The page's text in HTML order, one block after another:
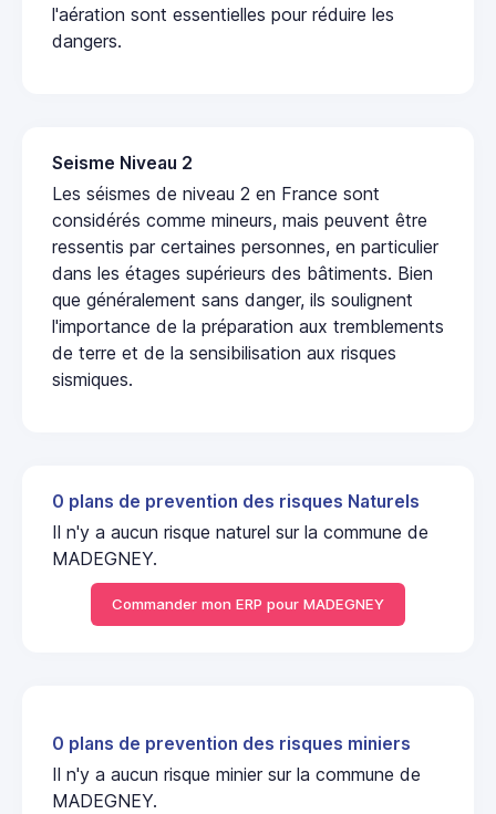
l'aération sont essentielles pour réduire les
dangers.
Seisme Niveau 2
Les séismes de niveau 2 en France sont
considérés comme mineurs, mais peuvent être
ressentis par certaines personnes, en particulier
dans les étages supérieurs des bâtiments. Bien
que généralement sans danger, ils soulignent
l'importance de la préparation aux tremblements
de terre et de la sensibilisation aux risques
sismiques.
0 plans de prevention des risques Naturels
Il n'y a aucun risque naturel sur la commune de
MADEGNEY.
Commander mon ERP pour MADEGNEY
0 plans de prevention des risques miniers
Il n'y a aucun risque minier sur la commune de
MADEGNEY.